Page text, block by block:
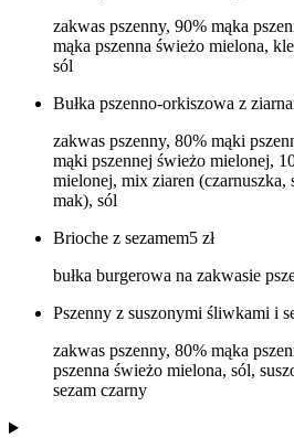
zakwas pszenny, 90% mąka
mąka pszenna świeżo mielona,
sól
Bułka pszenno-orkiszowa z
zakwas pszenny, 80% mąki
mąki pszennej świeżo mielonej,
mielonej, mix ziaren (czarnuszka,
mak), sól
Brioche z sezamem5 zł
bułka burgerowa na zakwasie
Pszenny z suszonymi śliwkami i
zakwas pszenny, 80% mąka
pszenna świeżo mielona, sól,
sezam czarny